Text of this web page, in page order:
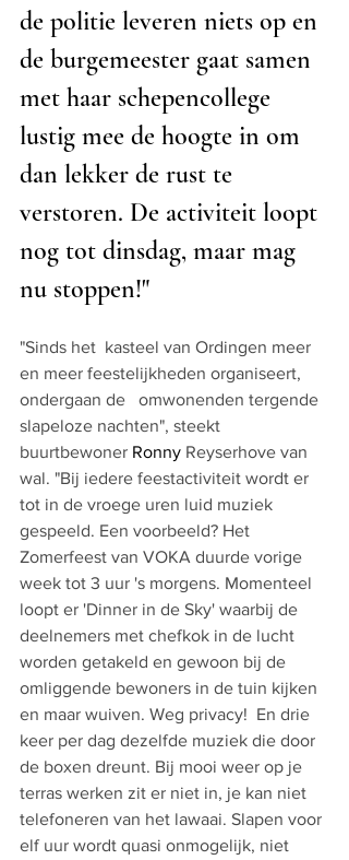
de politie leveren niets op en
de burgemeester gaat samen
met haar schepencollege
lustig mee de hoogte in om
dan lekker de rust te
verstoren. De activiteit loopt
nog tot dinsdag, maar mag
nu stoppen!"
"Sinds het  kasteel van Ordingen meer
en meer feestelijkheden organiseert,
ondergaan de   omwonenden tergende
slapeloze nachten", steekt
buurtbewoner Ronny Reyserhove van
wal. "Bij iedere feestactiviteit wordt er
tot in de vroege uren luid muziek
gespeeld. Een voorbeeld? Het
Zomerfeest van VOKA duurde vorige
week tot 3 uur 's morgens. Momenteel
loopt er 'Dinner in de Sky' waarbij de
deelnemers met chefkok in de lucht
worden getakeld en gewoon bij de
omliggende bewoners in de tuin kijken
en maar wuiven. Weg privacy!  En drie
keer per dag dezelfde muziek die door
de boxen dreunt. Bij mooi weer op je
terras werken zit er niet in, je kan niet
telefoneren van het lawaai. Slapen voor
elf uur wordt quasi onmogelijk, niet